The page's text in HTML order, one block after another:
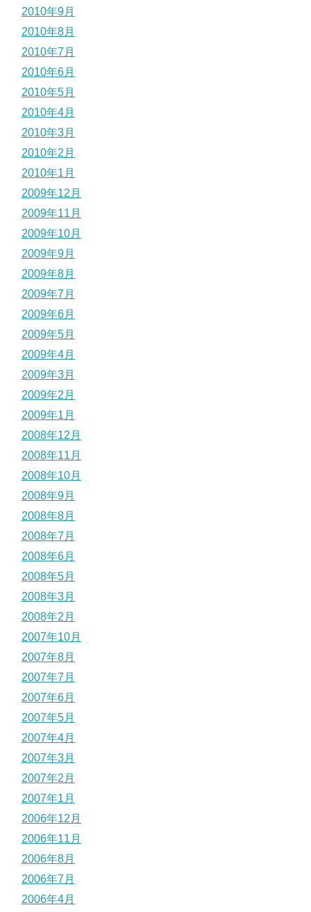
2010年9月
2010年8月
2010年7月
2010年6月
2010年5月
2010年4月
2010年3月
2010年2月
2010年1月
2009年12月
2009年11月
2009年10月
2009年9月
2009年8月
2009年7月
2009年6月
2009年5月
2009年4月
2009年3月
2009年2月
2009年1月
2008年12月
2008年11月
2008年10月
2008年9月
2008年8月
2008年7月
2008年6月
2008年5月
2008年3月
2008年2月
2007年10月
2007年8月
2007年7月
2007年6月
2007年5月
2007年4月
2007年3月
2007年2月
2007年1月
2006年12月
2006年11月
2006年8月
2006年7月
2006年4月